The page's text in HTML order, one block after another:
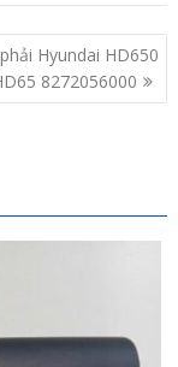
Hyundai HD650
8272056000